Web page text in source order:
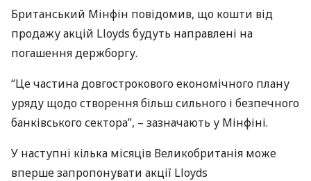
Британський Мінфін повідомив, що кошти від
продажу акцій Lloyds будуть направлені на
погашення держборгу.
“Це частина довгострокового економічного плану
уряду щодо створення більш сильного і безпечного
банківського сектора”, – зазначають у Мінфіні.
У наступні кілька місяців Великобританія може
вперше запропонувати акції Lloyds